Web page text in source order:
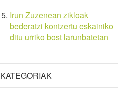
Irun Zuzenean zikloak
bederatzi kontzertu eskainiko
ditu urriko bost larunbatetan
KATEGORIAK